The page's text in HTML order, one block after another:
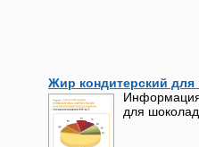
Жир кондитерский
для